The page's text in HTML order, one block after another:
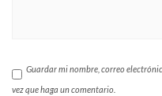
Guardar mi nombre, correo
vez que haga un comentario.